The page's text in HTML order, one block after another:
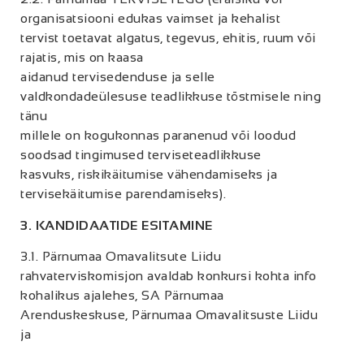
organisatsiooni edukas vaimset ja kehalist
tervist toetavat algatus, tegevus, ehitis, ruum või
rajatis, mis on kaasa
aidanud tervisedenduse ja selle
valdkondadeülesuse teadlikkuse tõstmisele ning
tänu
millele on kogukonnas paranenud või loodud
soodsad tingimused terviseteadlikkuse
kasvuks, riskikäitumise vähendamiseks ja
tervisekäitumise parendamiseks).
3. KANDIDAATIDE ESITAMINE
3.1. Pärnumaa Omavalitsute Liidu
rahvaterviskomisjon avaldab konkursi kohta info
kohalikus ajalehes, SA Pärnumaa
Arenduskeskuse, Pärnumaa Omavalitsuste Liidu
ja